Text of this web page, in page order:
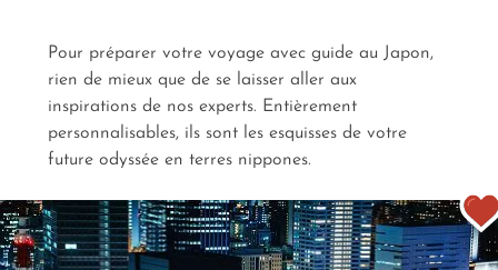
gastronomie ou culture ? Faune, flore ou architecture
? À vous de choisir. Ce voyage avec guide au
Japon, c'est du sur mesure
Pour préparer votre voyage avec guide au Japon,
rien de mieux que de se laisser aller aux
inspirations de nos experts. Entièrement
personnalisables, ils sont les esquisses de votre
future odyssée en terres nippones.